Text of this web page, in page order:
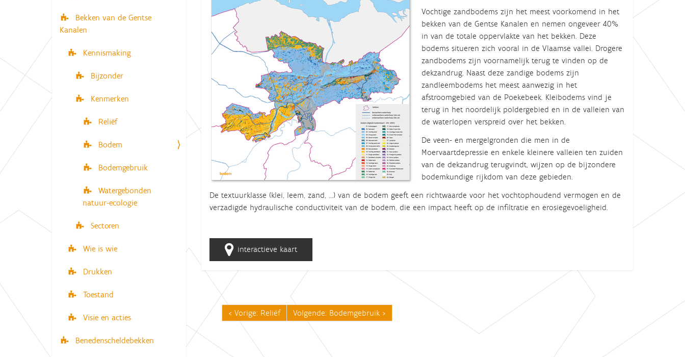
Vochtige zandbodems zijn het meest voorkomend in het
bekken van de Gentse Kanalen en nemen ongeveer 40%
in van de totale oppervlakte van het bekken. Deze
bodems situeren zich vooral in de Vlaamse vallei. Drogere
zandbodems zijn voornamelijk terug te vinden op de
dekzandrug. Naast deze zandige bodems zijn
zandleembodems het meest aanwezig in het
afstroomgebied van de Poekebeek. Kleibodems vind je
terug in het noordelijk poldergebied en in de valleien van
de waterlopen verspreid over het bekken.
De veen- en mergelgronden die men in de
Moervaartdepressie en enkele kleinere valleien ten zuiden
van de dekzandrug terugvindt, wijzen op de bijzondere
bodemkundige rijkdom van deze gebieden.
De textuurklasse (klei, leem, zand, …) van de bodem geeft een richtwaarde voor het vochtophoudend vermogen en de
verzadigde hydraulische conductiviteit van de bodem, die een impact heeft op de infiltratie en erosiegevoeligheid.
interactieve kaart
Vorige: Reliëf Volgende: Bodemgebruik
g
Bekken van de Gentse
Kanalen
Kennismaking
Bijzonder
Kenmerken
Reliëf
Bodem
Bodemgebruik
Watergebonden
natuur-ecologie
Sectoren
Wie is wie
Drukken
Toestand
Visie en acties
Benedenscheldebekken